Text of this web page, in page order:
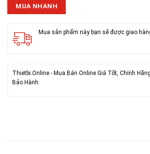
MUA NHANH
Mua sản phẩm này bạn sẽ được giao
Thietbi.Online - Mua Bán Online Giá Tốt, Chính
Bảo Hành.